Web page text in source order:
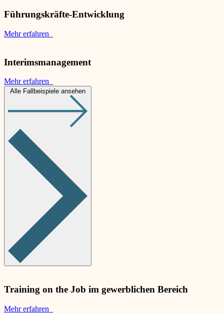
Führungskräfte-Entwicklung
Mehr erfahren
Interimsmanagement
Mehr erfahren
Alle Fallbeispiele ansehen
Training on the Job im gewerblichen Bereich
Mehr erfahren